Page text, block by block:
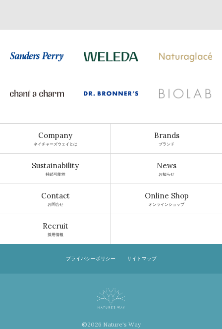
Company
ネイチャーズウェイとは
Brands
ブランド
Sustainability
持続可能性
News
お知らせ
Contact
お問合せ
Online Shop
オンラインショップ
Recruit
採用情報
プライバシーポリシー サイトマップ
©2026 Nature's Way